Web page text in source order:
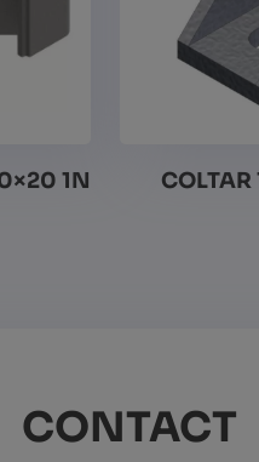
1N
COLTAR
CONTACT